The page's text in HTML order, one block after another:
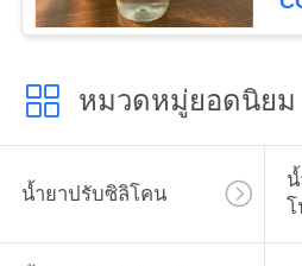
เว็บไซต์
PRIVACY
หมวดหมู่ยอดนิยม
น้ำยาปรับซิลิโคน